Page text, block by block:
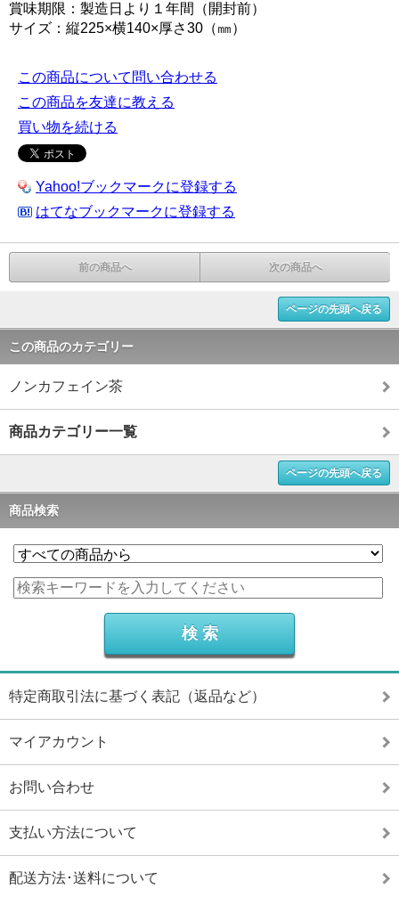
賞味期限：製造日より１年間（開封前）
サイズ：縦225×横140×厚さ30（㎜）
この商品について問い合わせる
この商品を友達に教える
買い物を続ける
Yahoo!ブックマークに登録する
はてなブックマークに登録する
前の商品へ 次の商品へ
ページの先頭へ戻る
この商品のカテゴリー
ノンカフェイン茶
商品カテゴリー一覧
ページの先頭へ戻る
商品検索
特定商取引法に基づく表記（返品など）
マイアカウント
お問い合わせ
支払い方法について
配送方法･送料について